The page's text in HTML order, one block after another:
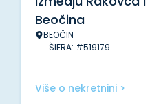
Beočina
BEOČIN
ŠIFRA: #519179
Više o nekretnini >